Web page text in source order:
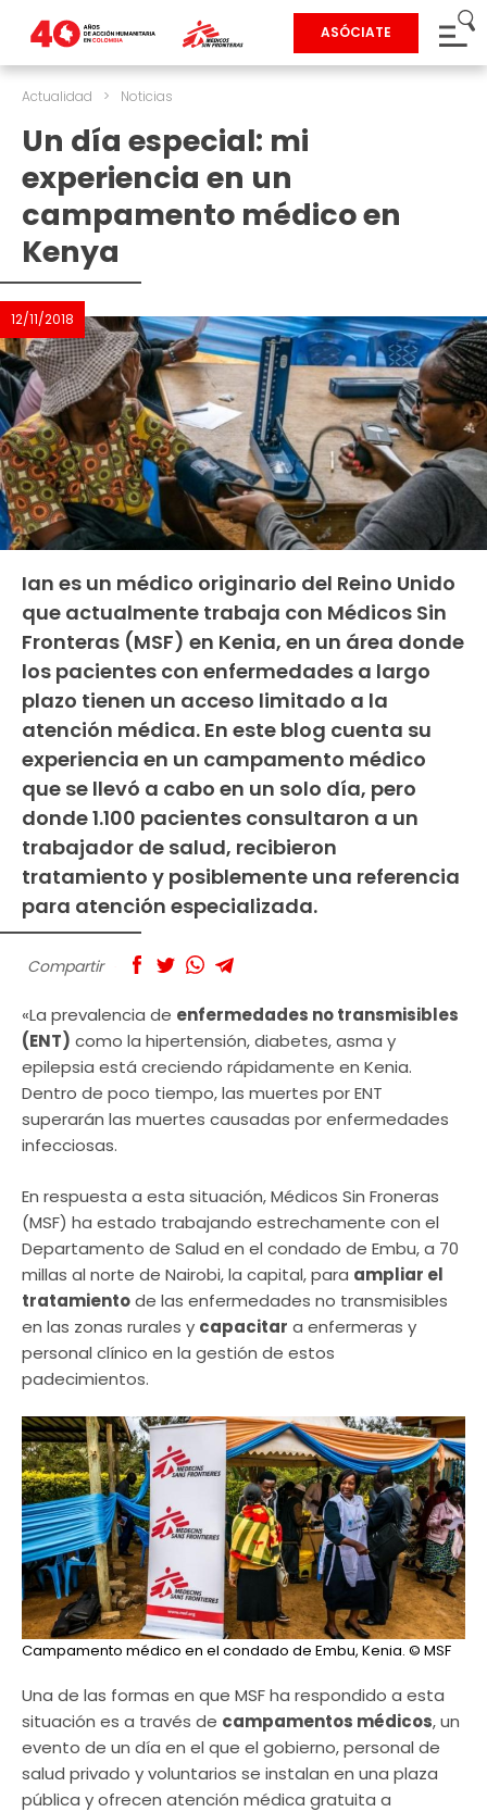
ASÓCIATE
Actualidad > Noticias
Un día especial: mi
experiencia en un
campamento médico en
Kenya
12/11/2018
Ian es un médico originario del Reino Unido
que actualmente trabaja con Médicos Sin
Fronteras (MSF) en Kenia, en un área donde
los pacientes con enfermedades a largo
plazo tienen un acceso limitado a la
atención médica. En este blog cuenta su
experiencia en un campamento médico
que se llevó a cabo en un solo día, pero
donde 1.100 pacientes consultaron a un
trabajador de salud, recibieron
tratamiento y posiblemente una referencia
para atención especializada.
Compartir
«La prevalencia de enfermedades no transmisibles
(ENT) como la hipertensión, diabetes, asma y
epilepsia está creciendo rápidamente en Kenia.
Dentro de poco tiempo, las muertes por ENT
superarán las muertes causadas por enfermedades
infecciosas.
En respuesta a esta situación, Médicos Sin Froneras
(MSF) ha estado trabajando estrechamente con el
Departamento de Salud en el condado de Embu, a 70
millas al norte de Nairobi, la capital, para ampliar el
tratamientode las enfermedades no transmisibles
en las zonas rurales y capacitar a enfermeras y
personal clínico en la gestión de estos
padecimientos.
Campamento médico en el condado de Embu, Kenia. © MSF
Una de las formas en que MSF ha respondido a esta
situación es a través de campamentos médicos, un
evento de un día en el que el gobierno, personal de
salud privado y voluntarios se instalan en una plaza
pública y ofrecen atención médica gratuita a